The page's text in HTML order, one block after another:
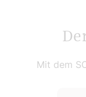
Mit dem